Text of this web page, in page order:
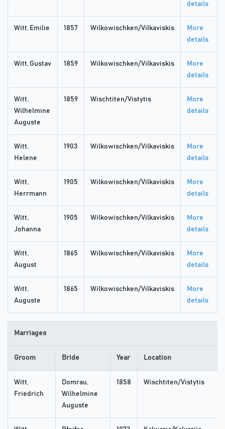
details
Witt, Emilie 1857 Wilkowischken/Vilkaviskis
More
details
Witt, Gustav 1859 Wilkowischken/Vilkaviskis
More
details
Witt,
Wilhelmine
Auguste
1859 Wischtiten/Vistytis
More
details
Witt,
Helene
1903 Wilkowischken/Vilkaviskis
More
details
Witt,
Herrmann
1905 Wilkowischken/Vilkaviskis
More
details
Witt,
Johanna
1905 Wilkowischken/Vilkaviskis
More
details
Witt,
August
1865 Wilkowischken/Vilkaviskis
More
details
Witt,
Auguste
1865 Wilkowischken/Vilkaviskis
More
details
Marriages
Groom Bride Year Location
Witt,
Friedrich
Domrau,
Wilhelmine
Auguste
1858 Wischtiten/Vistytis